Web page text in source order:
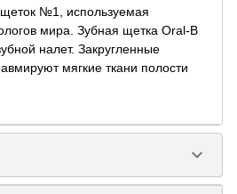
№1, используемая
мира. Зубная щетка Oral-B
налет. Закругленные
мягкие ткани полости
keyboard_arrow_down